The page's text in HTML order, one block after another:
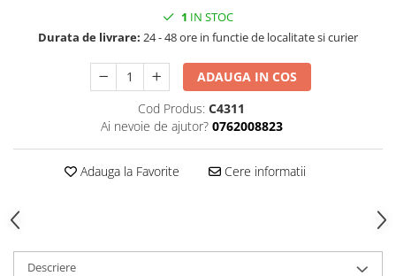
1 IN STOC
Durata de livrare: 24 - 48 ore in functie de localitate si curier
ADAUGA IN COS
Cod Produs: C4311
Ai nevoie de ajutor? 0762008823
Adauga la Favorite Cere informatii
Descriere